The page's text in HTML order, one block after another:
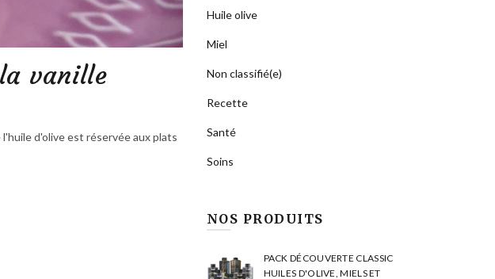
vanille
d'olive est réservée aux plats
Huile olive
Miel
Non classifié(e)
Recette
Santé
Soins
NOS PRODUITS
PACK DÉCOUVERTE CLASSIC
HUILES D'OLIVE, MIELS ET